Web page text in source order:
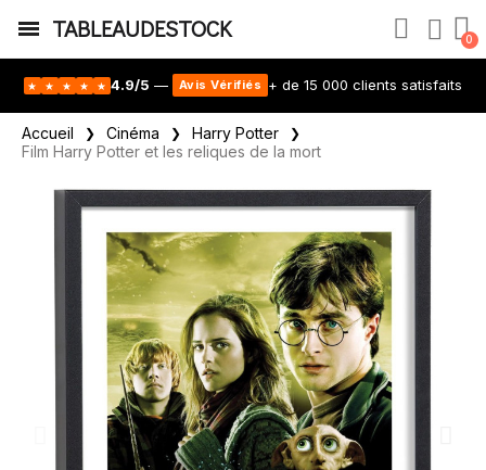
TABLEAUDESTOCK
★ ★ ★ ★ ★ 4.9/5 — Avis Vérifiés + de 15 000 clients satisfaits
Accueil Cinéma
Harry Potter
Film Harry Potter et les reliques de la mort